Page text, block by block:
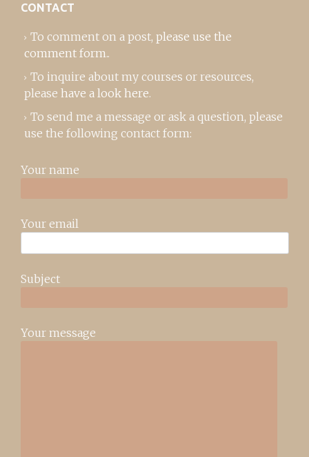
CONTACT
To comment on a post, please use the
comment form..
To inquire about my courses or resources,
please have a look here.
To send me a message or ask a question, please
use the following contact form:
Your name
Your email
Subject
Your message